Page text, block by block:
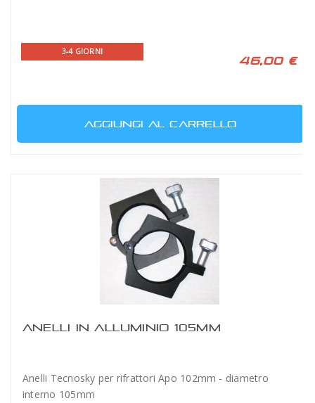
3-4 GIORNI
46,00 €
AGGIUNGI AL CARRELLO
ANELLI IN ALLUMINIO 105MM
Anelli Tecnosky per rifrattori Apo 102mm - diametro
interno 105mm